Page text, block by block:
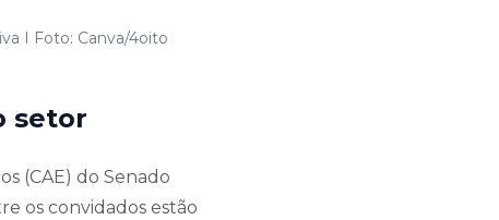
I Foto: Canva/4oito
setor
(CAE) do Senado
os convidados estão